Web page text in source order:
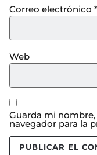
Correo electrónico *
Web
Guarda mi
navegador para la